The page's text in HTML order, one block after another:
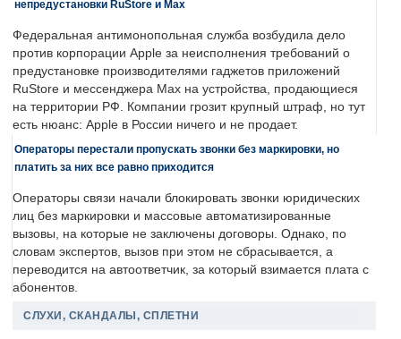
непредустановки RuStore и Max
Федеральная антимонопольная служба возбудила дело
против корпорации Apple за неисполнения требований о
предустановке производителями гаджетов приложений
RuStore и мессенджера Max на устройства, продающиеся
на территории РФ. Компании грозит крупный штраф, но тут
есть нюанс: Apple в России ничего и не продает.
Операторы перестали пропускать звонки без маркировки, но
платить за них все равно приходится
Операторы связи начали блокировать звонки юридических
лиц без маркировки и массовые автоматизированные
вызовы, на которые не заключены договоры. Однако, по
словам экспертов, вызов при этом не сбрасывается, а
переводится на автоответчик, за который взимается плата с
абонентов.
СЛУХИ, СКАНДАЛЫ, СПЛЕТНИ